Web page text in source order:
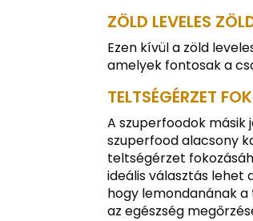
ZÖLD LEVELES
Ezen kívül a zöld
amelyek fontosak a
TELTSÉGÉRZET
A szuperfoodok
szuperfood alacsony
teltségérzet
ideális választás lehet
hogy lemondanának
az egészség